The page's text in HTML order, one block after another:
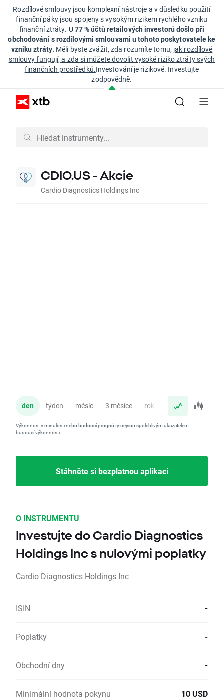
Rozdílové smlouvy jsou komplexní nástroje a v důsledku použití
finanční páky jsou spojeny s vysokým rizikem rychlého vzniku
finanční ztráty. U 77 % účtů retailových investorů došlo při
obchodování s rozdílovými smlouvami u tohoto poskytovatele ke
vzniku ztráty. Měli byste zvážit, zda rozumíte tomu, jak rozdílové
smlouvy fungují, a zda si můžete dovolit vysoké riziko ztráty svých
finančních prostředků.Investování je rizikové. Investujte
zodpovědně.
CDIO.US - Akcie
Cardio Diagnostics Holdings Inc
den týden měsíc 3 měsíce rok
Výkonnost v minulosti nebo budoucí prognózy nejsou spolehlivým ukazatelem
budoucí výkonnosti.
Stáhněte si bezplatnou aplikaci
O INSTRUMENTU
Investujte do Cardio Diagnostics
Holdings Inc s nulovými poplatky
Cardio Diagnostics Holdings Inc
ISIN -
Poplatky -
Obchodní dny -
Minimální hodnota pokynu 10 USD